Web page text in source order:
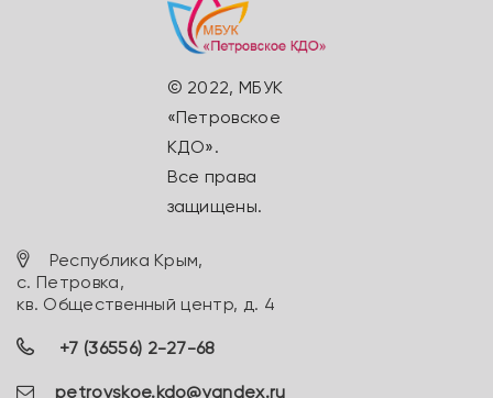
© 2022, МБУК
«Петровское
КДО».
Все права
защищены.
Республика Крым,
с. Петровка,
кв. Общественный центр, д. 4
+7 (36556) 2-27-68
petrovskoe.kdo@yandex.ru